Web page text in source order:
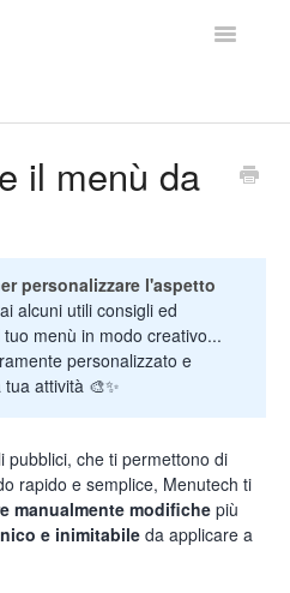
Toggle
moduli avanzati
del software
il menù da
personalizzare l'aspetto
alcuni utili consigli ed
menù in modo creativo...
personalizzato e
attività 🎨✨
pubblici, che ti permettono di
rapido e semplice, Menutech ti
manualmente modifiche più
e inimitabile da applicare a